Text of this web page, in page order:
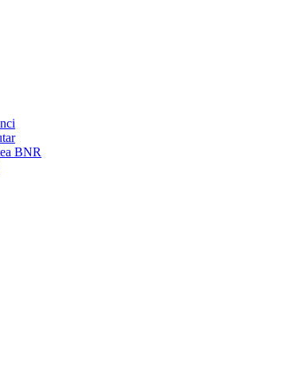
BNR